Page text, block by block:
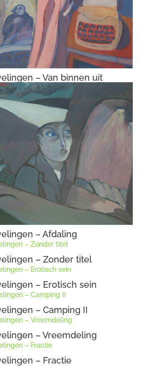
– Van binnen uit
– Afdaling
– Zonder titel
– Erotisch sein
– Camping II
– Vreemdeling
– Fractie